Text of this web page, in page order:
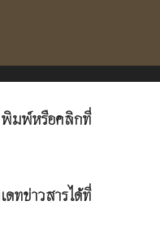
พิมพ์หรือคลิกที่
ทข่าวสารได้ที่